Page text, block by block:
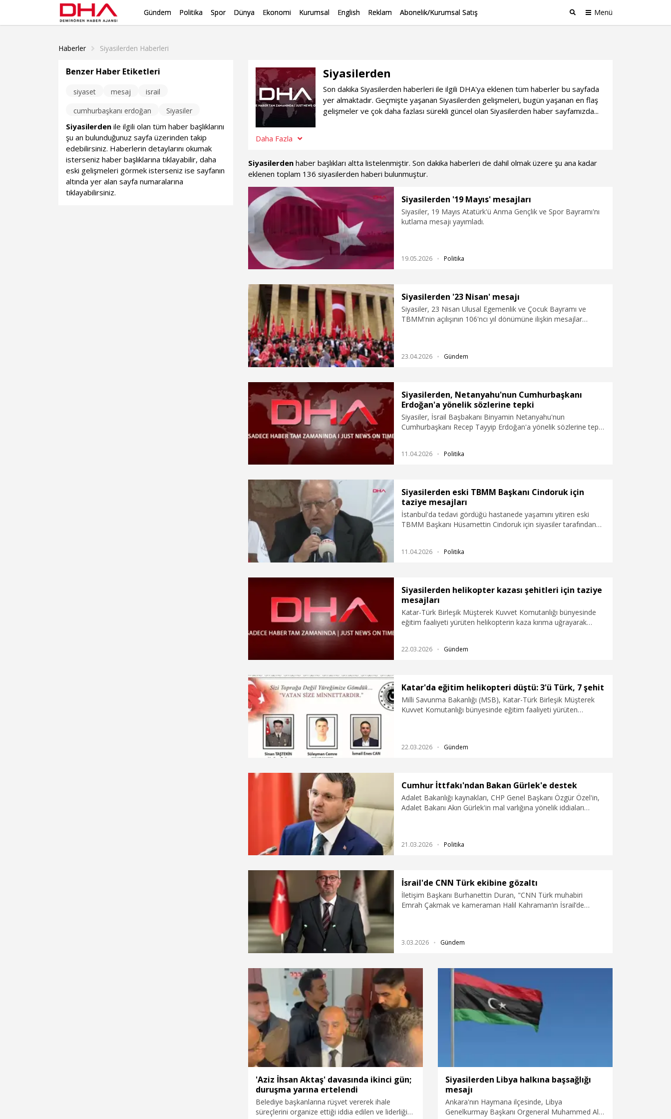
Gündem Politika Spor Dünya Ekonomi Kurumsal English Reklam Abonelik/Kurumsal Satış Menü
Haberler
Siyasilerden Haberleri
Siyasilerden
Son dakika Siyasilerden haberleri ile ilgili DHA'ya eklenen tüm haberler bu sayfada
yer almaktadır. Geçmişte yaşanan Siyasilerden gelişmeleri, bugün yaşanan en flaş
gelişmeler ve çok daha fazlası sürekli güncel olan Siyasilerden haber sayfamızda...
Daha Fazla
Siyasilerden haber başlıkları altta listelenmiştir. Son dakika haberleri de dahil olmak üzere şu ana kadar
eklenen toplam 136 siyasilerden haberi bulunmuştur.
Siyasilerden '19 Mayıs' mesajları
Siyasiler, 19 Mayıs Atatürk'ü Anma Gençlik ve Spor Bayramı'nı
kutlama mesajı yayımladı.
19.05.2026 Politika
Siyasilerden '23 Nisan' mesajı
Siyasiler, 23 Nisan Ulusal Egemenlik ve Çocuk Bayramı ve
TBMM'nin açılışının 106'ncı yıl dönümüne ilişkin mesajlar
23.04.2026 Gündem
Siyasilerden, Netanyahu'nun Cumhurbaşkanı
Erdoğan'a yönelik sözlerine tepki
Siyasiler, İsrail Başbakanı Binyamin Netanyahu'nun
Cumhurbaşkanı Recep Tayyip Erdoğan'a yönelik sözlerine tepki
11.04.2026 Politika
Siyasilerden eski TBMM Başkanı Cindoruk için
taziye mesajları
İstanbul'da tedavi gördüğü hastanede yaşamını yitiren eski
TBMM Başkanı Hüsamettin Cindoruk için siyasiler tarafından
11.04.2026 Politika
Siyasilerden helikopter kazası şehitleri için taziye
mesajları
Katar-Türk Birleşik Müşterek Kuvvet Komutanlığı bünyesinde
eğitim faaliyeti yürüten helikopterin kaza kırıma uğrayarak
22.03.2026 Gündem
Katar'da eğitim helikopteri düştü: 3'ü Türk, 7 şehit
Milli Savunma Bakanlığı (MSB), Katar-Türk Birleşik Müşterek
Kuvvet Komutanlığı bünyesinde eğitim faaliyeti yürüten
22.03.2026 Gündem
Cumhur İttfakı'ndan Bakan Gürlek'e destek
Adalet Bakanlığı kaynakları, CHP Genel Başkanı Özgür Özel'in,
Adalet Bakanı Akın Gürlek'in mal varlığına yönelik iddiaları
21.03.2026 Politika
İsrail'de CNN Türk ekibine gözaltı
İletişim Başkanı Burhanettin Duran, "CNN Türk muhabiri
Emrah Çakmak ve kameraman Halil Kahraman’ın İsrail’de
3.03.2026 Gündem
'Aziz İhsan Aktaş' davasında ikinci gün;
duruşma yarına ertelendi
Belediye başkanlarına rüşvet vererek ihale
süreçlerini organize ettiği iddia edilen ve liderliğini
Siyasilerden Libya halkına başsağlığı
mesajı
Ankara'nın Haymana ilçesinde, Libya
Genelkurmay Başkanı Orgeneral Muhammed Ali
Benzer Haber Etiketleri
siyaset mesaj
israil
cumhurbaşkanı erdoğan
Siyasiler
Siyasilerden ile ilgili olan tüm haber başlıklarını
şu an bulunduğunuz sayfa üzerinden takip
edebilirsiniz. Haberlerin detaylarını okumak
isterseniz haber başlıklarına tıklayabilir, daha
eski gelişmeleri görmek isterseniz ise sayfanın
altında yer alan sayfa numaralarına
tıklayabilirsiniz.